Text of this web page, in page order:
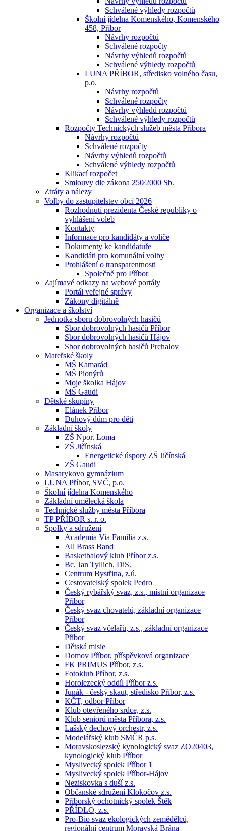
Schválené výhledy rozpočtů
Školní jídelna Komenského, Komenského
458, Příbor
Návrhy rozpočtů
Schválené rozpočty
Návrhy výhledů rozpočtů
Schválené výhledy rozpočtů
LUNA PŘÍBOR, středisko volného času,
p.o.
Návrhy rozpočtů
Schválené rozpočty
Návrhy výhledů rozpočtů
Schválené výhledy rozpočtů
Rozpočty Technických služeb města Příbora
Návrhy rozpočtů
Schválené rozpočty
Návrhy výhledů rozpočtů
Schválené výhledy rozpočtů
Klikací rozpočet
Smlouvy dle zákona 250⁄2000 Sb.
Ztráty a nálezy
Volby do zastupitelstev obcí 2026
Rozhodnutí prezidenta České republiky o
vyhlášení voleb
Kontakty
Informace pro kandidáty a voliče
Dokumenty ke kandidatuře
Kandidáti pro komunální volby
Prohlášení o transparentnosti
Společně pro Příbor
Zajímavé odkazy na webové portály
Portál veřejné správy
Zákony digitálně
Organizace a školství
Jednotka sboru dobrovolných hasičů
Sbor dobrovolných hasičů Příbor
Sbor dobrovolných hasičů Hájov
Sbor dobrovolných hasičů Prchalov
Mateřské školy
MŠ Kamarád
MŠ Pionýrů
Moje školka Hájov
MŠ Gaudi
Dětské skupiny
Elánek Příbor
Duhový dům pro děti
Základní školy
ZŠ Npor. Loma
ZŠ Jičínská
Energetické úspory ZŠ Jičínská
ZŠ Gaudi
Masarykovo gymnázium
LUNA Příbor, SVČ, p.o.
Školní jídelna Komenského
Základní umělecká škola
Technické služby města Příbora
TP PŘÍBOR s. r. o.
Spolky a sdružení
Academia Via Familia z.s.
All Brass Band
Basketbalový klub Příbor z.s.
Bc. Jan Tyllich, DiS.
Centrum Bystřina, z.ú.
Cestovatelský spolek Pedro
Český rybářský svaz, z.s., místní organizace
Příbor
Český svaz chovatelů, základní organizace
Příbor
Český svaz včelařů, z.s., základní organizace
Příbor
Dětská misie
Domov Příbor, příspěvková organizace
FK PRIMUS Příbor, z.s.
Fotoklub Příbor, z.s.
Horolezecký oddíl Příbor z.s.
Junák - český skaut, středisko Příbor, z.s.
KČT, odbor Příbor
Klub otevřeného srdce, z.s.
Klub seniorů města Příbora, z.s.
Lašský dechový orchestr, z.s.
Modelářský klub SMČR p.s.
Moravskoslezský kynologický svaz ZO20403,
kynologický klub Příbor
Myslivecký spolek Příbor 1
Myslivecký spolek Příbor-Hájov
Neziskovka s duší z.s.
Občanské sdružení Klokočov z.s.
Příborský ochotnický spolek Štěk
PŘÍDLO, z.s.
Pro-Bio svaz ekologických zemědělců,
regionální centrum Moravská Brána